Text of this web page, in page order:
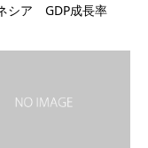
シア GDP成長率